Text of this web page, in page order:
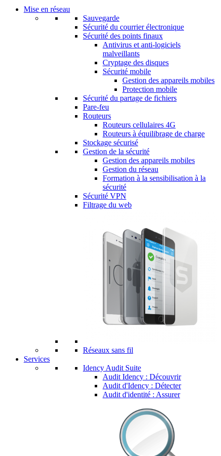
Mise en réseau
Sauvegarde
Sécurité du courrier électronique
Sécurité des points finaux
Antivirus et anti-logiciels
malveillants
Cryptage des disques
Sécurité mobile
Gestion des appareils mobiles
Protection mobile
Sécurité du partage de fichiers
Pare-feu
Routeurs
Routeurs cellulaires 4G
Routeurs à équilibrage de charge
Stockage sécurisé
Gestion de la sécurité
Gestion des appareils mobiles
Gestion du réseau
Formation à la sensibilisation à la
sécurité
Sécurité VPN
Filtrage du web
Réseaux sans fil
Services
Idency Audit Suite
Audit Idency : Découvrir
Audit d'Idency : Détecter
Audit d'identité : Assurer